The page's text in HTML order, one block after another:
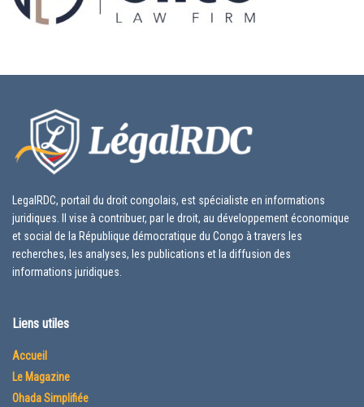
LegalRDC, portail du droit congolais, est spécialiste en informations
juridiques. Il vise à contribuer, par le droit, au développement économique
et social de la République démocratique du Congo à travers les
recherches, les analyses, les publications et la diffusion des
informations juridiques.
Liens utiles
Accueil
Le Magazine
Ohada Simplifiée